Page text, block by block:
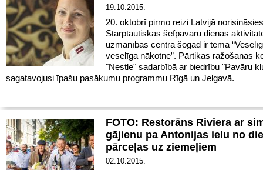
19.10.2015.
20. oktobrī pirmo reizi Latvijā norisināsies
Starptautiskās šefpavāru dienas
uzmanības centrā šogad ir tēma
veselīga nākotne”. Pārtikas ražošanas
"Nestle" sadarbībā ar biedrību "Pavāru
sagatavojusi īpašu pasākumu programmu Rīgā un Jelgavā.
FOTO: Restorāns Riviera ar
gājienu pa Antonijas ielu no
pārceļas uz ziemeļiem
02.10.2015.